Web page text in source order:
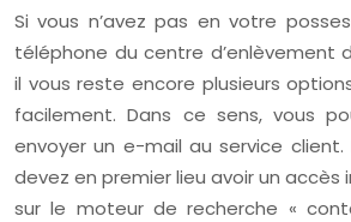
Si vous n’avez pas en votre
téléphone du centre d’enlèvement
il vous reste encore plusieurs
facilement. Dans ce sens, vous
envoyer un e-mail au service client.
devez en premier lieu avoir un accès
sur le moteur de recherche «